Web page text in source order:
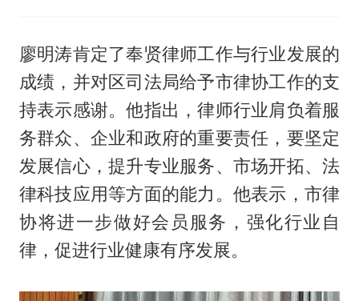
廖明涛肯定了奉贤律师工作与行业发展的
成绩，并对区司法局给予市律协工作的支
持表示感谢。他指出，律师行业肩负着服
务群众、企业和政府的重要责任，要坚定
发展信心，提升专业服务、市场开拓、法
律科技应用等方面的能力。他表示，市律
协将进一步做好会员服务，强化行业自
律，促进行业健康有序发展。